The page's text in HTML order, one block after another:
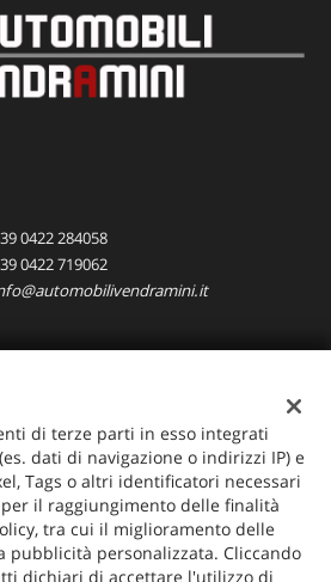
0422 284058
0422 719062
di terze parti in esso integrati
dati di navigazione o indirizzi IP) e
Tags o altri identificatori necessari
il raggiungimento delle finalità
tra cui il miglioramento delle
pubblicità personalizzata. Cliccando
dichiari di accettare l'utilizzo di